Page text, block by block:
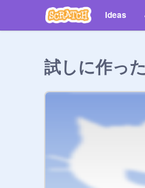
Ideas
試しに作っ